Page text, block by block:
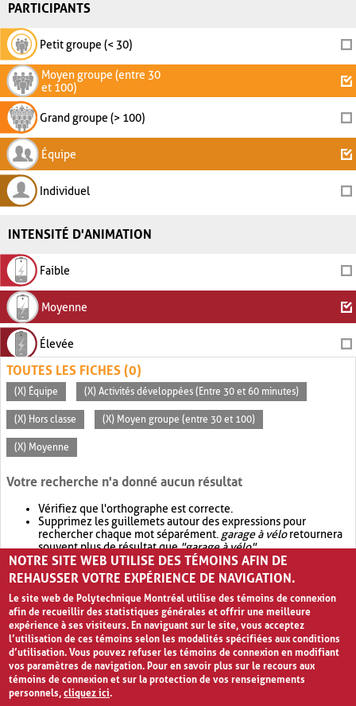
PARTICIPANTS
Petit groupe (< 30)
Moyen groupe (entre 30
et 100)
Grand groupe (> 100)
Équipe
Individuel
INTENSITÉ D'ANIMATION
Faible
Moyenne
Élevée
TOUTES LES FICHES (0)
(X) Équipe (X) Activités développées (Entre 30 et 60 minutes)
(X) Hors classe (X) Moyen groupe (entre 30 et 100)
(X) Moyenne
Votre recherche n'a donné aucun résultat
Vérifiez que l'orthographe est correcte.
Supprimez les guillemets autour des expressions pour
rechercher chaque mot séparément. garage à véloretournera
souvent plus de résultat que"garage à vélo".
Envisagez d'élargir votre recherche avec OR.garage OR vélo
retournera souvent plus de résultat quegarage à vélo
NOTRE SITE WEB UTILISE DES TÉMOINS AFIN DE
REHAUSSER VOTRE EXPÉRIENCE DE NAVIGATION.
Le site web de Polytechnique Montréal utilise des témoins de connexion
afin de recueillir des statistiques générales et offrir une meilleure
expérience à ses visiteurs. En naviguant sur le site, vous acceptez
l’utilisation de ces témoins selon les modalités spécifiées aux conditions
d’utilisation. Vous pouvez refuser les témoins de connexion en modifiant
vos paramètres de navigation. Pour en savoir plus sur le recours aux
témoins de connexion et sur la protection de vos renseignements
personnels,cliquez ici.